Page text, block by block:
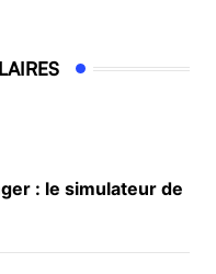
: le simulateur de